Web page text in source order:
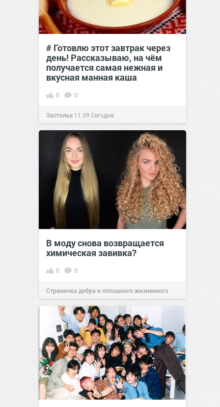
# Готовлю этот завтрак через
день! Рассказываю, на чём
получается самая нежная и
вкусная манная каша
0 0
Застолье 11:39 Сегодня
В моду снова возвращается
химическая завивка?
0 0
Страничка добра и сплошного жизненного
позитива!11:38Сегодня